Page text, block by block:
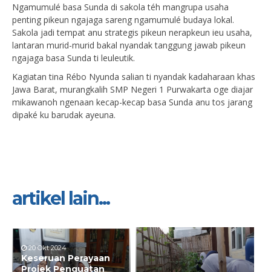
Ngamumulé basa Sunda di sakola téh mangrupa usaha
penting pikeun ngajaga sareng ngamumulé budaya lokal.
Sakola jadi tempat anu strategis pikeun nerapkeun ieu usaha,
lantaran murid-murid bakal nyandak tanggung jawab pikeun
ngajaga basa Sunda ti leuleutik.
Kagiatan tina Rébo Nyunda salian ti nyandak kadaharaan khas
Jawa Barat, murangkalih SMP Negeri 1 Purwakarta oge diajar
mikawanoh ngenaan kecap-kecap basa Sunda anu tos jarang
dipaké ku barudak ayeuna.
artikel lain...
20 Okt 2024
Keseruan Perayaan
Projek Penguatan